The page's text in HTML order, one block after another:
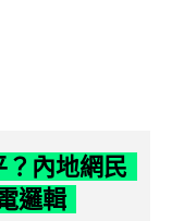
內地網民
邏輯